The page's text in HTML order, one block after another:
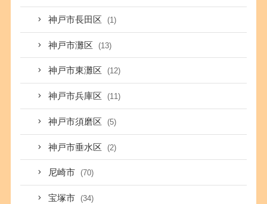
神戸市長田区 (1)
神戸市灘区 (13)
神戸市東灘区 (12)
神戸市兵庫区 (11)
神戸市須磨区 (5)
神戸市垂水区 (2)
尼崎市 (70)
宝塚市 (34)